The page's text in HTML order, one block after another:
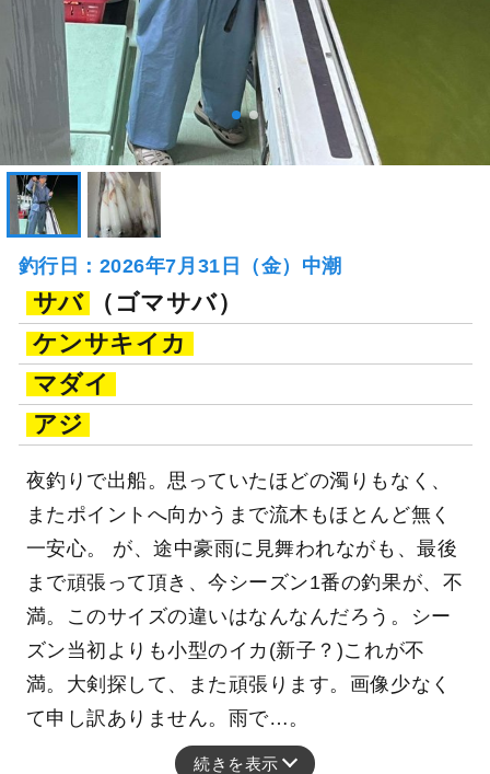
釣行日：2026年7月31日（金）中潮
サバ
（ゴマサバ）
ケンサキイカ
マダイ
アジ
夜釣りで出船。思っていたほどの濁りもなく、
またポイントへ向かうまで流木もほとんど無く
一安心。 が、途中豪雨に見舞われながも、最後
まで頑張って頂き、今シーズン1番の釣果が、不
満。このサイズの違いはなんなんだろう。シー
ズン当初よりも小型のイカ(新子？)これが不
満。大剣探して、また頑張ります。画像少なく
て申し訳ありません。雨で…。
続きを表示